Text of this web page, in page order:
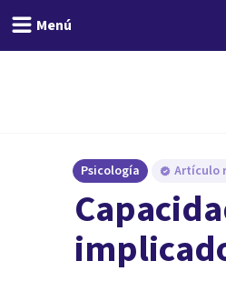
Menú
Psicología Artículo